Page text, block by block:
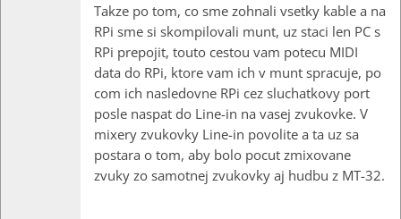
Takze po tom, co sme zohnali vsetky kable a na
RPi sme si skompilovali munt, uz staci len PC s
RPi prepojit, touto cestou vam potecu MIDI
data do RPi, ktore vam ich v munt spracuje, po
com ich nasledovne RPi cez sluchatkovy port
posle naspat do Line-in na vasej zvukovke. V
mixery zvukovky Line-in povolite a ta uz sa
postara o tom, aby bolo pocut zmixovane
zvuky zo samotnej zvukovky aj hudbu z MT-32.